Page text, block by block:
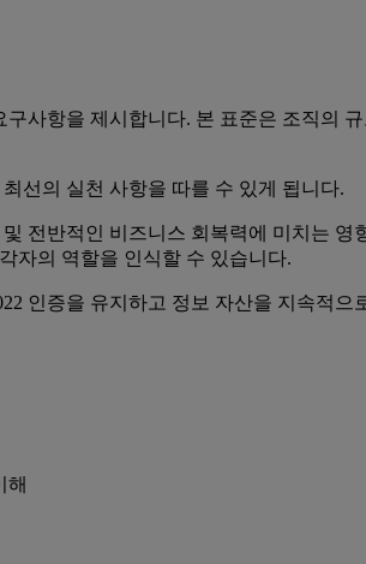
사항을 제시합니다. 본 표준은 조직의
선의 실천 사항을 따를 수 있게 됩니다.
전반적인 비즈니스 회복력에 미치는 영
자의 역할을 인식할 수 있습니다.
인증을 유지하고 정보 자산을 지속적으
해